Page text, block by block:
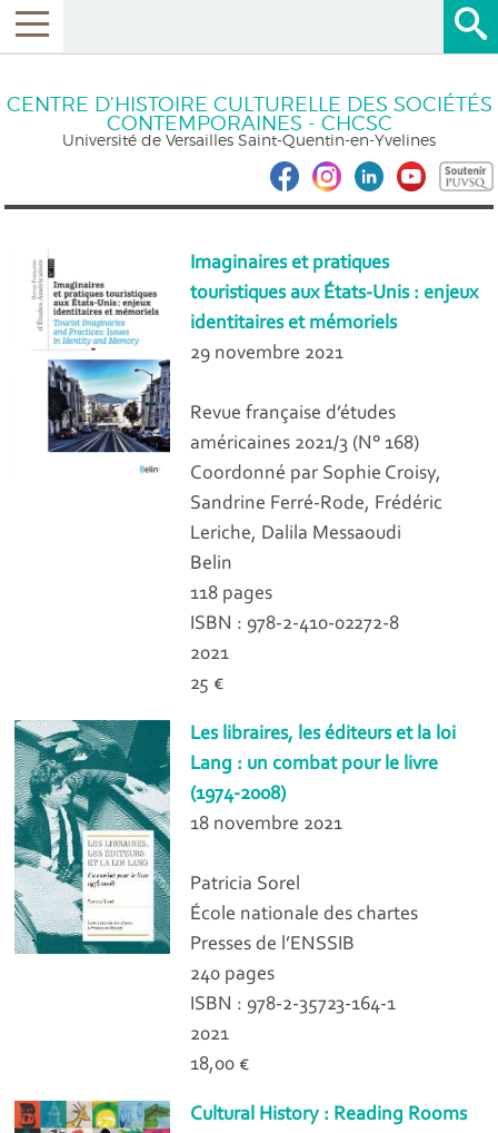
CENTRE D’HISTOIRE CULTURELLE DES SOCIÉTÉS
CONTEMPORAINES - CHCSC
Université de Versailles Saint-Quentin-en-Yvelines
Imaginaires et pratiques
touristiques aux États-Unis : enjeux
identitaires et mémoriels
29 novembre 2021
Revue française d’études
américaines 2021/3 (N° 168)
Coordonné par Sophie Croisy,
Sandrine Ferré-Rode, Frédéric
Leriche, Dalila Messaoudi
Belin
118 pages
ISBN : 978-2-410-02272-8
2021
25 €
Les libraires, les éditeurs et la loi
Lang : un combat pour le livre
(1974-2008)
18 novembre 2021
Patricia Sorel
École nationale des chartes
Presses de l’ENSSIB
240 pages
ISBN : 978-2-35723-164-1
2021
18,00 €
Cultural History : Reading Rooms